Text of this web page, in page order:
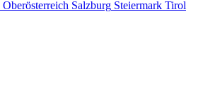
Oberösterreich Salzburg Steiermark Tirol